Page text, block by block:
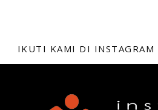
IKUTI KAMI DI INSTAGRAM